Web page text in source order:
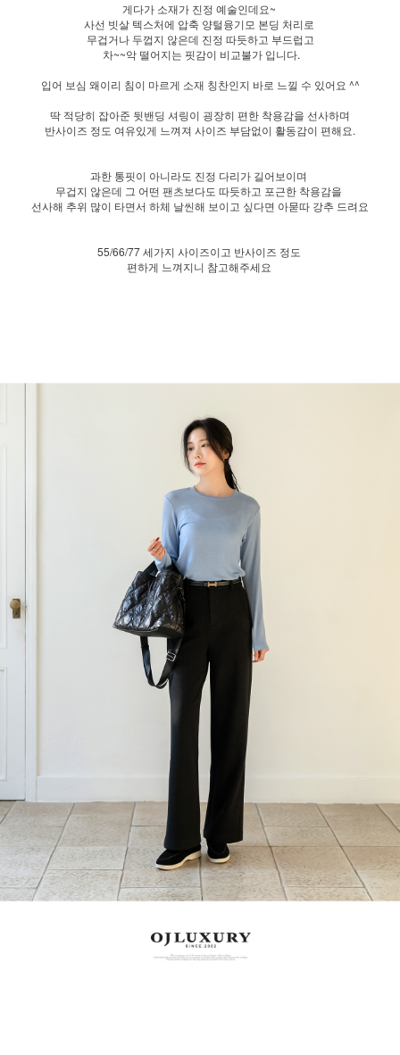
게다가 소재가 진정 예술인데요~
사선 빗살 텍스처에 압축 양털융기모 본딩 처리로
무겁거나 두껍지 않은데 진정 따듯하고 부드럽고
차~~악 떨어지는 핏감이 비교불가 입니다.
입어 보심 왜이리 침이 마르게 소재 칭찬인지 바로 느낄 수 있어요 ^^
딱 적당히 잡아준 뒷밴딩 셔링이 굉장히 편한 착용감을 선사하며
반사이즈 정도 여유있게 느껴져 사이즈 부담없이 활동감이 편해요.
과한 통핏이 아니라도 진정 다리가 길어보이며
무겁지 않은데 그 어떤 팬츠보다도 따듯하고 포근한 착용감을
선사해 추위 많이 타면서 하체 날씬해 보이고 싶다면 아묻따 강추 드려요
55/66/77 세가지 사이즈이고 반사이즈 정도
편하게 느껴지니 참고해주세요